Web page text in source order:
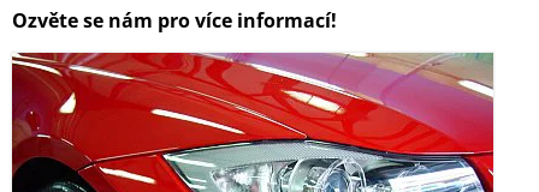
Ozvěte se nám pro více informací!